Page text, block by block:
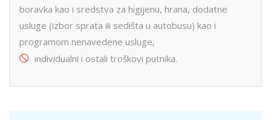
boravka kao i sredstva za higijenu, hrana, dodatne
usluge (izbor sprata ili sedišta u autobusu) kao i
programom nenavedene usluge,
individualni i ostali troškovi putnika.